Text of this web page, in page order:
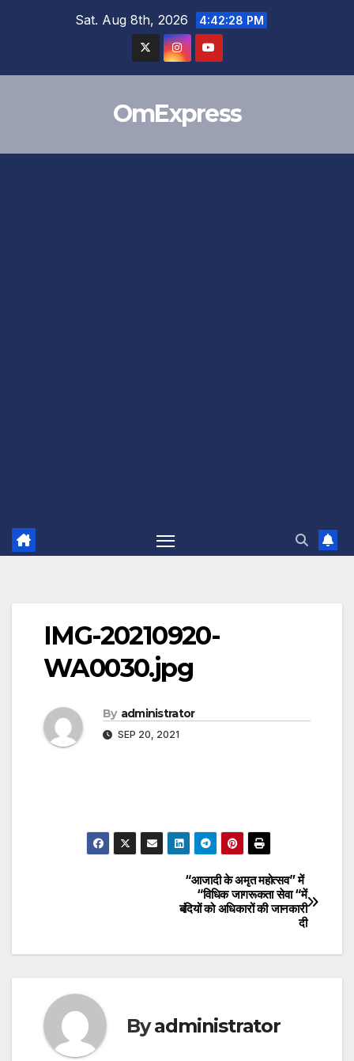
Sat. Aug 8th, 2026 4:42:29 PM
OmExpress
IMG-20210920-
WA0030.jpg
By administrator
SEP 20, 2021
“आजादी के अमृत महोत्सव” में
“विधिक जागरूकता सेवा “में
बंदियों को अधिकारों की जानकारी
दी
Byadministrator